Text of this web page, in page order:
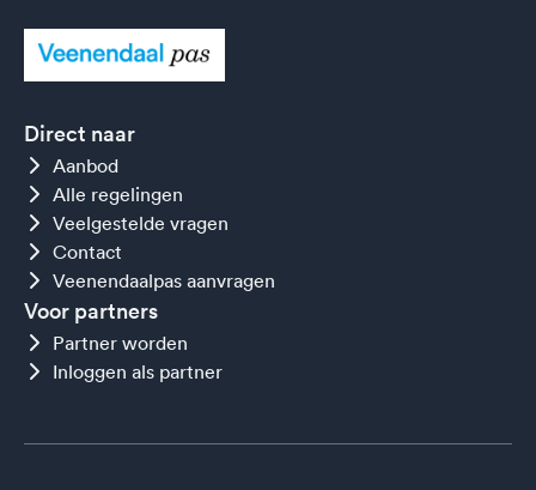
Direct naar
Aanbod
Alle regelingen
Veelgestelde vragen
Contact
Veenendaalpas aanvragen
Voor partners
Partner worden
Inloggen als partner